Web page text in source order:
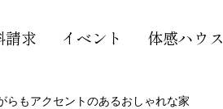
請求 イベント 体感ハウス
らもアクセントのあるおしゃれな家